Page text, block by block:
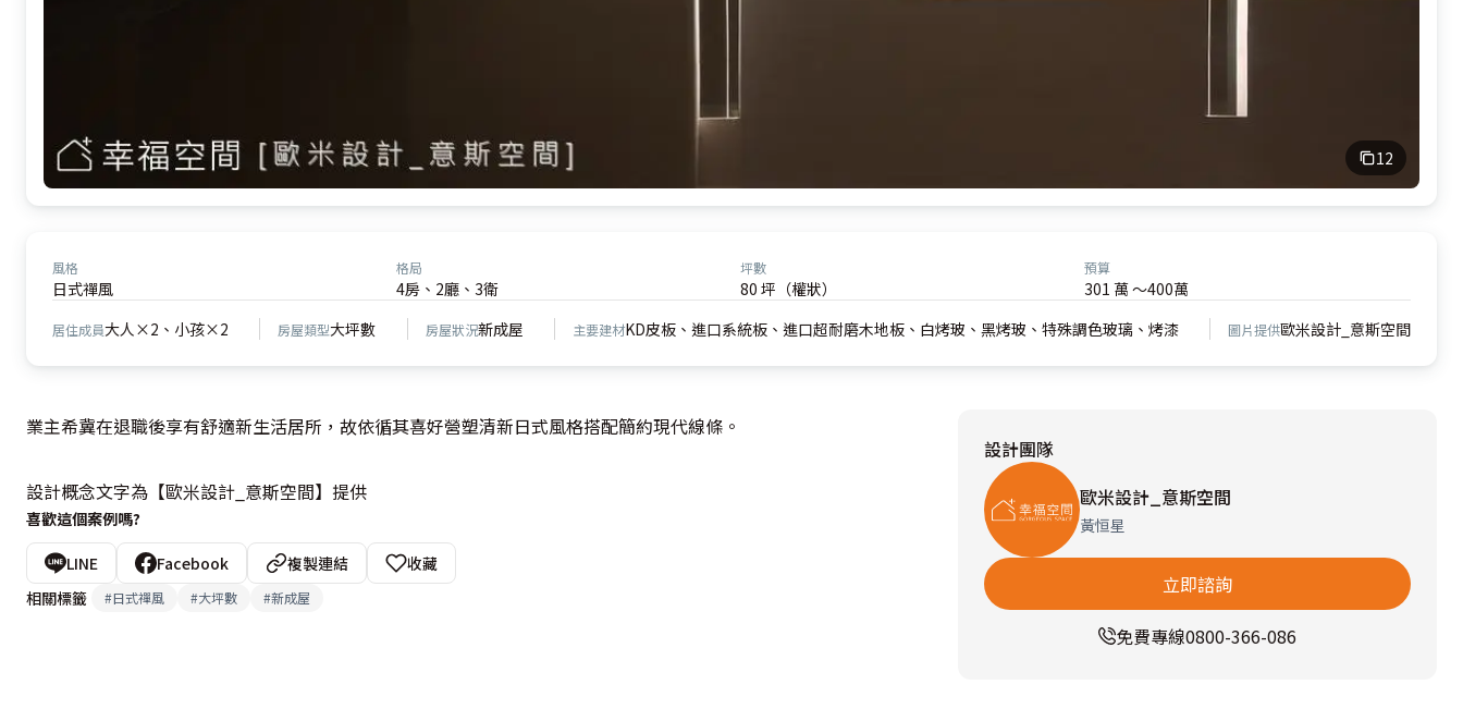
12
風格
日式禪風
格局
4房、2廳、3衛
坪數
80 坪（權狀）
預算
301 萬 ～400萬
居住成員大人×2、小孩×2 房屋類型大坪數 房屋狀況新成屋 主要建材KD皮板、進口系統板、進口超耐磨木地板、白烤玻、黑烤玻、特殊調色玻璃、烤漆 圖片提供歐米設計_意斯空間
業主希冀在退職後享有舒適新生活居所，故依循其喜好營塑清新日式風格搭配簡約現代線條。
設計概念文字為【歐米設計_意斯空間】提供
喜歡這個案例嗎?
LINE Facebook 複製連結
收藏
相關標籤
#日式禪風 #大坪數 #新成屋
設計團隊
歐米設計_意斯空間
黃恒星
立即諮詢
免費專線0800-366-086